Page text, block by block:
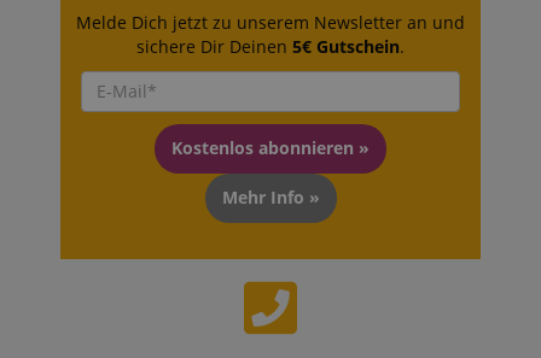
Melde Dich jetzt zu unserem Newsletter an und
sichere Dir Deinen 5€ Gutschein.
Kostenlos abonnieren »
Mehr Info »